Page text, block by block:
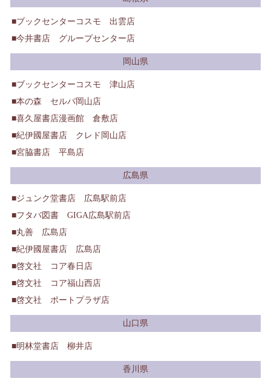
ブックセンターコスモ 出雲店
今井書店 グループセンター店
岡山県
ブックセンターコスモ 津山店
本の森 セルバ岡山店
喜久屋書店漫画館 倉敷店
紀伊國屋書店 クレド岡山店
宮脇書店 平島店
広島県
ジュンク堂書店 広島駅前店
フタバ図書 GIGA広島駅前店
丸善 広島店
紀伊國屋書店 広島店
啓文社 コア春日店
啓文社 コア福山西店
啓文社 ポートプラザ店
山口県
明林堂書店 柳井店
香川県